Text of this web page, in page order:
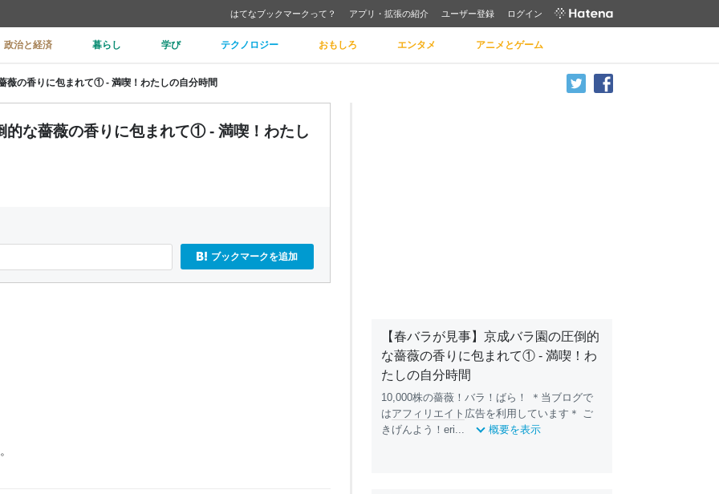
はてなブックマークって？ アプリ・拡張の紹介 ユーザー登録 ログイン
政治と経済 暮らし 学び テクノロジー おもしろ エンタメ アニメとゲーム
薇の香りに包まれて① - 満喫！わたしの自分時間
的な薔薇の香りに包まれて① - 満喫！わたし
ブックマークを追加
【春バラが見事】京成バラ園の圧倒的
な薔薇の香りに包まれて① - 満喫！わ
たしの自分時間
10,000株の薔薇！バラ！ばら！ ＊当ブログで
はアフィリエイト 広告を利用しています＊ ご
きげんよう！eri...
概要を表示